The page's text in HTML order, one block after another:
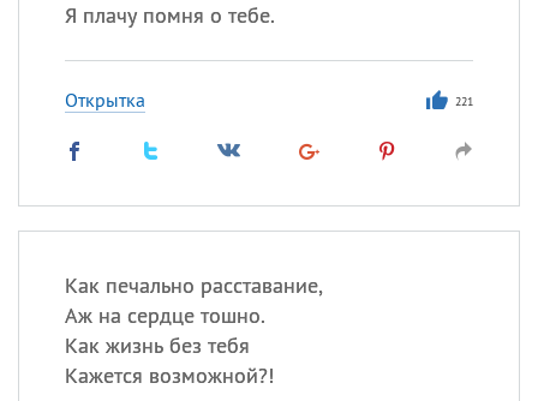
Я плачу помня о тебе.
Открытка 221
Как печально расставание,
Аж на сердце тошно.
Как жизнь без тебя
Кажется возможной?!